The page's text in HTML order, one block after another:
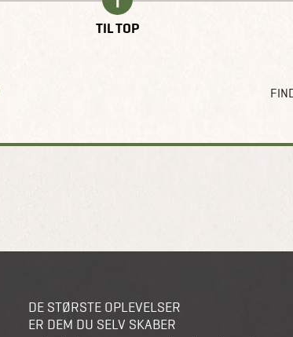
TIL TOP
DE STØRSTE OPLEVELSER
ER DEM DU SELV SKABER